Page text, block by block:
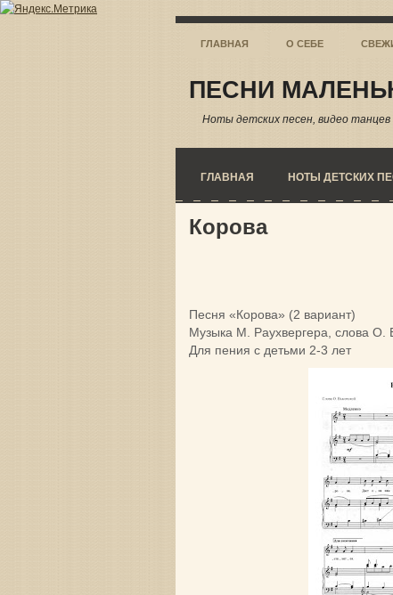
ГЛАВНАЯ О СЕБЕ
ПЕСНИ
Ноты детских песен, видео танцев
ГЛАВНАЯ НОТЫ ДЕТСКИХ
Корова
Песня «Корова» (2 вариант)
Музыка М. Раухвергера, слова О.
Для пения с детьми 2-3 лет